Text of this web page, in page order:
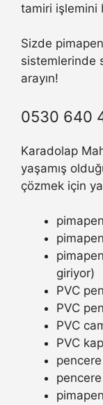
tamiri işlemini
Sizde
sistemlerinde
arayın!
0530 640
Karadolap
yaşamış
çözmek için
giriyor)
PVC
PVC
PVC
PVC